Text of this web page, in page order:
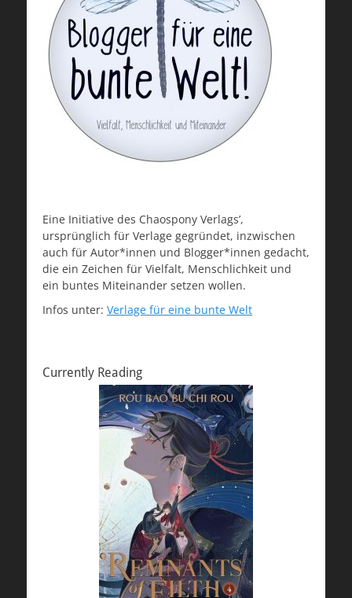
Eine Initiative des Chaospony Verlags’,
ursprünglich für Verlage gegründet, inzwischen
auch für Autor*innen und Blogger*innen gedacht,
die ein Zeichen für Vielfalt, Menschlichkeit und
ein buntes Miteinander setzen wollen.
Infos unter: Verlage für eine bunte Welt
Currently Reading